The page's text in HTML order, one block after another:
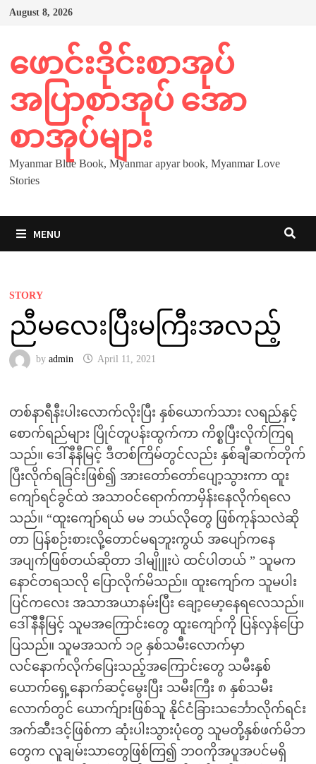
Skip
August 8, 2026
ဖောင်းဒိုင်းစာအုပ်
အပြာစာအုပ် အော
စာအုပ်များ
Myanmar Blue Book, Myanmar apyar book, Myanmar Love
Stories
MENU
STORY
ညီမလေးပြီးမကြီးအလည့်
by admin April 11, 2021
တစ်နာရီနီးပါးလောက်လိုးပြီး နှစ်ယောက်သား လရည်နှင့်
စောက်ရည်များ ပြိုင်တူပန်းထွက်ကာ ကိစ္စပြီးလိုက်ကြရ
သည်။ ဒေါ်နီနီမြင့် ဒီတစ်ကြိမ်တွင်လည်း နှစ်ချီဆက်တိုက်
ပြီးလိုက်ရခြင်းဖြစ်၍ အားတော်တော်ပျော့သွားကာ ထူး
ကျော်ရင်ခွင်ထဲ အသာဝင်ရောက်ကာမှိန်းနေလိုက်ရလေ
သည်။ “ထူးကျော်ရယ် မမ ဘယ်လိုတွေ ဖြစ်ကုန်သလဲဆို
တာ ပြန်စဉ်းစားလို့တောင်မရဘူးကွယ် အပျော်ကနေ
အပျက်ဖြစ်တယ်ဆိုတာ ဒါမျိုူးပဲ ထင်ပါတယ် ” သူမက
နောင်တရသလို ပြောလိုက်မိသည်။ ထူးကျော်က သူမပါး
ပြင်ကလေး အသာအယာနမ်းပြီး ချော့မော့နေရလေသည်။
ဒေါ်နီနီမြင့် သူမအကြောင်းတွေ ထူးကျော်ကို ပြန်လှန်ပြော
ပြသည်။ သူမအသက် ၁၉ နှစ်သမီးလောက်မှာ
လင်နောက်လိုက်ပြေးသည့်အကြောင်းတွေ သမီးနှစ်
ယောက်ရှေ့နောက်ဆင့်မွေးပြီး သမီးကြီး ၈ နှစ်သမီး
လောက်တွင် ယောက်ျားဖြစ်သူ နိုင်ငံခြားသင်္ဘောလိုက်ရင်း
အက်ဆီးဒင့်ဖြစ်ကာ ဆုံးပါးသွားပုံတွေ သူမတို့နှစ်ဖက်မိဘ
တွေက လူချမ်းသာတွေဖြစ်ကြ၍ ဘဝကိုအပူအပင်မရှိ